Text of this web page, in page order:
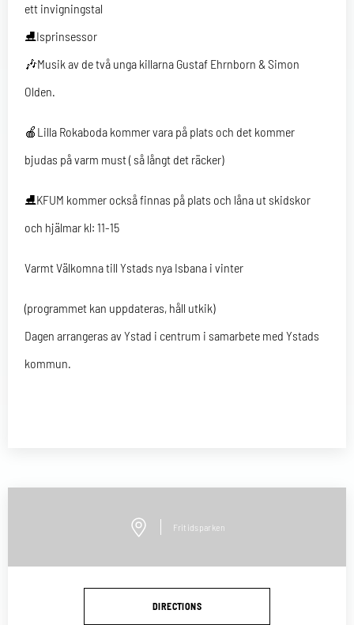
ett invigningstal
⛸️Isprinsessor
🎶Musik av de två unga killarna Gustaf Ehrnborn & Simon
Olden.
🍎Lilla Rokaboda kommer vara på plats och det kommer
bjudas på varm must ( så långt det räcker)
⛸️KFUM kommer också finnas på plats och låna ut skidskor
och hjälmar kl: 11-15
Varmt Välkomna till Ystads nya Isbana i vinter
(programmet kan uppdateras, håll utkik)
Dagen arrangeras av Ystad i centrum i samarbete med Ystads
kommun.
Fritidsparken
DIRECTIONS